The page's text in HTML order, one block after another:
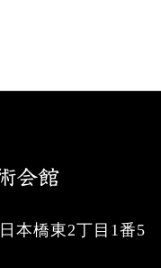
本橋東2丁目1番5